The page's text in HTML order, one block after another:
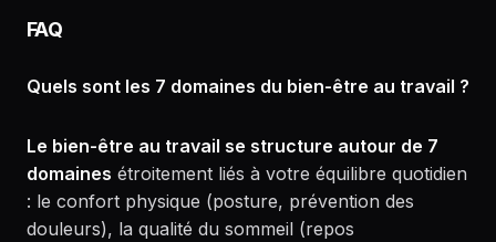
FAQ
Quels sont les 7 domaines du bien-être au travail ?
Le bien-être au travail se structure autour de 7
domaines étroitement liés à votre équilibre quotidien
: le confort physique (posture, prévention des
douleurs), la qualité du sommeil (repos